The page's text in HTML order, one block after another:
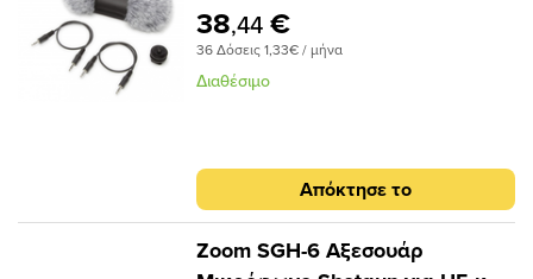
701DXαρακτηριστικά:Γούνινο αντιανέμιο
για μείωση θορύβου
38,44 €
36 Δόσεις 1,33€ / μήνα
Διαθέσιμο
Απόκτησε το
Zoom SGH-6 Aξεσουάρ